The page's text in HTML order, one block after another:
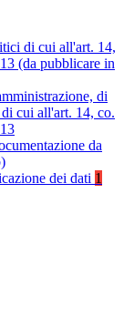
di cui all'art. 14,
(da pubblicare in
di
cui all'art. 14, co.
da
dei dati 1